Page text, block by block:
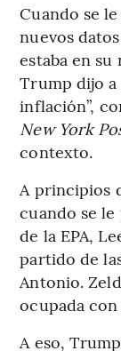
Cuando se
nuevos
estaba en su
Trump dijo a
inflación”,
New York
contexto.
A principios
cuando se
de la EPA,
partido de
Antonio.
ocupada con
A eso,